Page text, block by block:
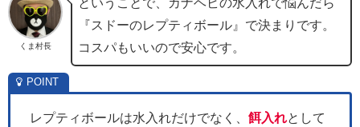
くま村長
『スドーのレプティボール』で決まりです。
コスパもいいので安心です。
レプティボールは水入れだけでなく、 餌入れとして